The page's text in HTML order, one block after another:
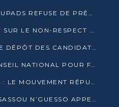
PRÉSIDENTIELLE 2026 : L’UPADS REFUSE DE PRÉSENTER UN CANDIDAT ET DÉNONCE UN PROCESSUS NON CRÉDIBLE
FÉLIX TSHISEKEDI ALERTE SUR LE NON-RESPECT DES ENGAGEMENTS DE PAIX APRÈS SA RENCONTRE AVEC D. SASSOU-NGUESSO
PRÉSIDENTIELLE 2026 : LE DÉPÔT DES CANDIDATURES OUVERT DU 29 JANVIER AU 12 FÉVRIER
L’UPADS RÉUNIT SON CONSEIL NATIONAL POUR FIXER SA LIGNE POLITIQUE À DEUX MOIS DE LA PRÉSIDENTIELLE
PRÉSIDENTIELLE DE 2026 : LE MOUVEMENT RÉPUBLICAIN DÉNONCE UNE CONVOCATION ÉLECTORALE « OPAQUE ET PRÉCIPITÉE »
SOMMET DE LA CEMAC : SASSOU N’GUESSO APPELLE À LA VIGILANCE FACE AUX RISQUES ÉCONOMIQUES